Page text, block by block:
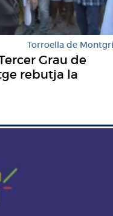
Torroella de Montgrí
Grau de
rebutja la